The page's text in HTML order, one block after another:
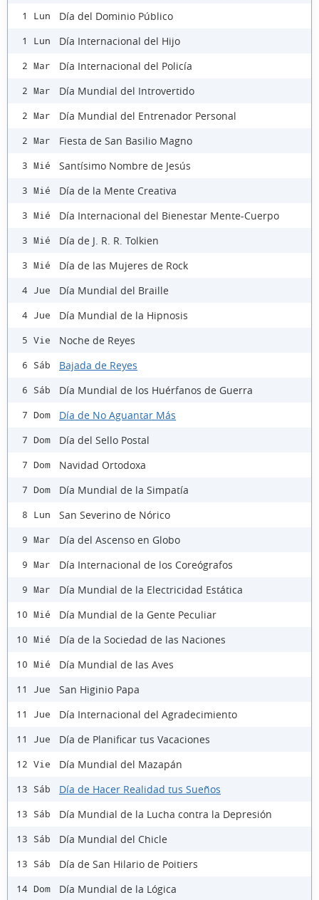
1 Lun Día del Dominio Público
1 Lun Día Internacional del Hijo
2 Mar Día Internacional del Policía
2 Mar Día Mundial del Introvertido
2 Mar Día Mundial del Entrenador Personal
2 Mar Fiesta de San Basilio Magno
3 Mié Santísimo Nombre de Jesús
3 Mié Día de la Mente Creativa
3 Mié Día Internacional del Bienestar Mente-Cuerpo
3 Mié Día de J. R. R. Tolkien
3 Mié Día de las Mujeres de Rock
4 Jue Día Mundial del Braille
4 Jue Día Mundial de la Hipnosis
5 Vie Noche de Reyes
6 Sáb Bajada de Reyes
6 Sáb Día Mundial de los Huérfanos de Guerra
7 Dom Día de No Aguantar Más
7 Dom Día del Sello Postal
7 Dom Navidad Ortodoxa
7 Dom Día Mundial de la Simpatía
8 Lun San Severino de Nórico
9 Mar Día del Ascenso en Globo
9 Mar Día Internacional de los Coreógrafos
9 Mar Día Mundial de la Electricidad Estática
10 Mié Día Mundial de la Gente Peculiar
10 Mié Día de la Sociedad de las Naciones
10 Mié Día Mundial de las Aves
11 Jue San Higinio Papa
11 Jue Día Internacional del Agradecimiento
11 Jue Día de Planificar tus Vacaciones
12 Vie Día Mundial del Mazapán
13 Sáb Día de Hacer Realidad tus Sueños
13 Sáb Día Mundial de la Lucha contra la Depresión
13 Sáb Día Mundial del Chicle
13 Sáb Día de San Hilario de Poitiers
14 Dom Día Mundial de la Lógica